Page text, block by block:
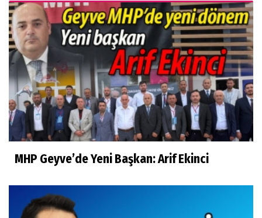
MHP Geyve’de Yeni Başkan: Arif Ekinci